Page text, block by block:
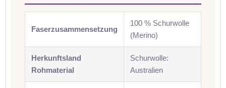
Faserzusammensetzung
100 % Schurwolle
(Merino)
Herkunftsland
Rohmaterial
Schurwolle:
Australien